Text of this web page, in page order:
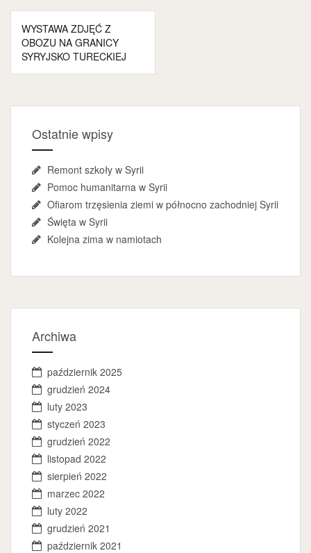
Nawigacja
wpisu
WYSTAWA ZDJĘĆ Z
OBOZU NA GRANICY
SYRYJSKO TURECKIEJ
Ostatnie wpisy
Remont szkoły w Syrii
Pomoc humanitarna w Syrii
Ofiarom trzęsienia ziemi w północno zachodniej Syrii
Święta w Syrii
Kolejna zima w namiotach
Archiwa
październik 2025
grudzień 2024
luty 2023
styczeń 2023
grudzień 2022
listopad 2022
sierpień 2022
marzec 2022
luty 2022
grudzień 2021
październik 2021